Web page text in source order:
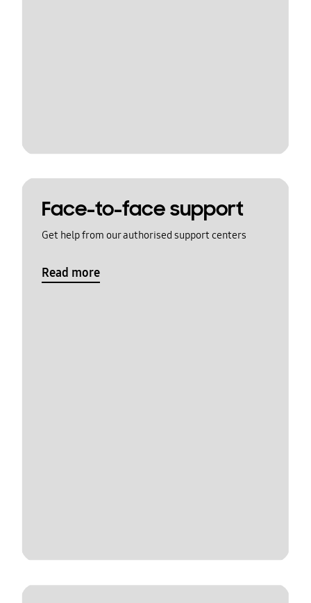
Face-to-face support
Get help from our authorised support centers
Read more